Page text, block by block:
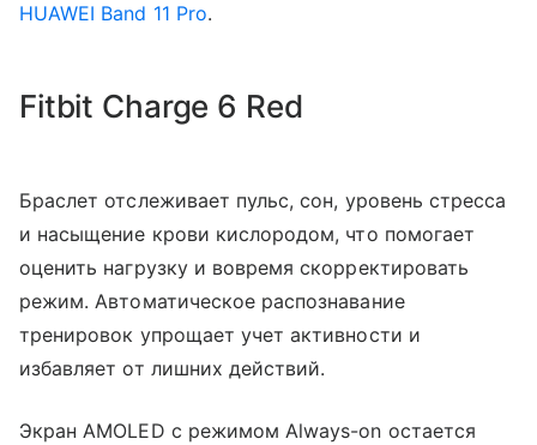
HUAWEI Band 11 Pro.
Fitbit Charge 6 Red
Браслет отслеживает пульс, сон, уровень стресса
и насыщение крови кислородом, что помогает
оценить нагрузку и вовремя скорректировать
режим. Автоматическое распознавание
тренировок упрощает учет активности и
избавляет от лишних действий.
Экран AMOLED с режимом Always-on остается